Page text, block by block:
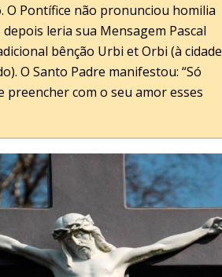
O Pontífice não pronunciou homilia
leria sua Mensagem Pascal
bênção Urbi et Orbi (à cidade
O Santo Padre manifestou: “Só
preencher com o seu amor esses